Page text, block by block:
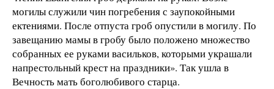
могилы служили чин погребения с заупокойными
ектениями. После отпуста гроб опустили в могилу. По
завещанию мамы в гробу было положено множество
собранных ее руками васильков, которыми украшали
напрестольный крест на праздники». Так ушла в
Вечность мать боголюбивого старца.